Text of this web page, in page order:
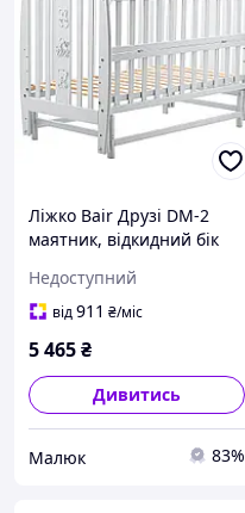
Ліжко Bair Друзі DM-2
маятник, відкидний бік
Недоступний
від911 ₴/міс
5 465₴
Дивитись
Малюк 83%